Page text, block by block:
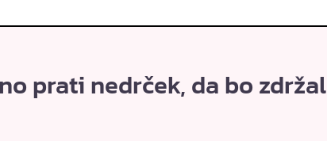
prati nedrček, da bo zdržal